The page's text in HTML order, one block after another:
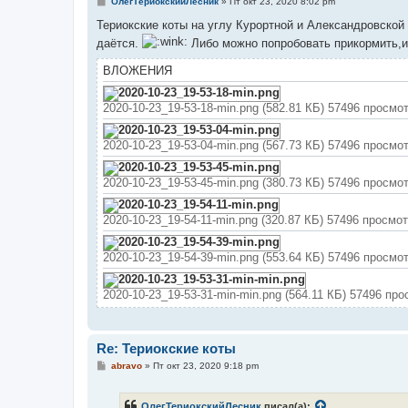
о
б
щ
н
и
е
Териокские коты на углу Курортной и
даётся.
Либо можно попробовать
ВЛОЖЕНИЯ
2020-10-23_19-53-18-min.png (582.81 КБ) 57496
2020-10-23_19-53-04-min.png (567.73 КБ) 57496
2020-10-23_19-53-45-min.png (380.73 КБ) 57496
2020-10-23_19-54-11-min.png (320.87 КБ) 57496
2020-10-23_19-54-39-min.png (553.64 КБ) 57496
2020-10-23_19-53-31-min-min.png (564.11 КБ) 57496
Re: Териокские коты
Сabravo» Пт окт 23, 2020 9:18 pm